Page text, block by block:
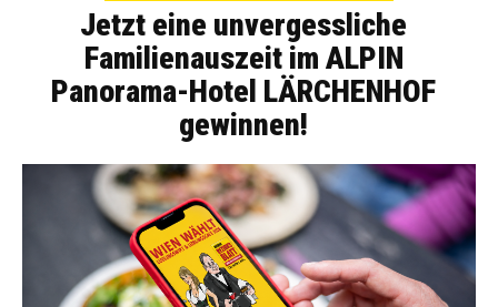
Jetzt eine unvergessliche
Familienauszeit im ALPIN
Panorama-Hotel LÄRCHENHOF
gewinnen!